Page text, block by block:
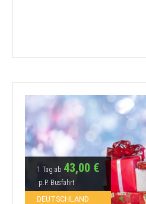
1 Tag ab 43,00 €
p.P. Busfahrt
DEUTSCHLAND